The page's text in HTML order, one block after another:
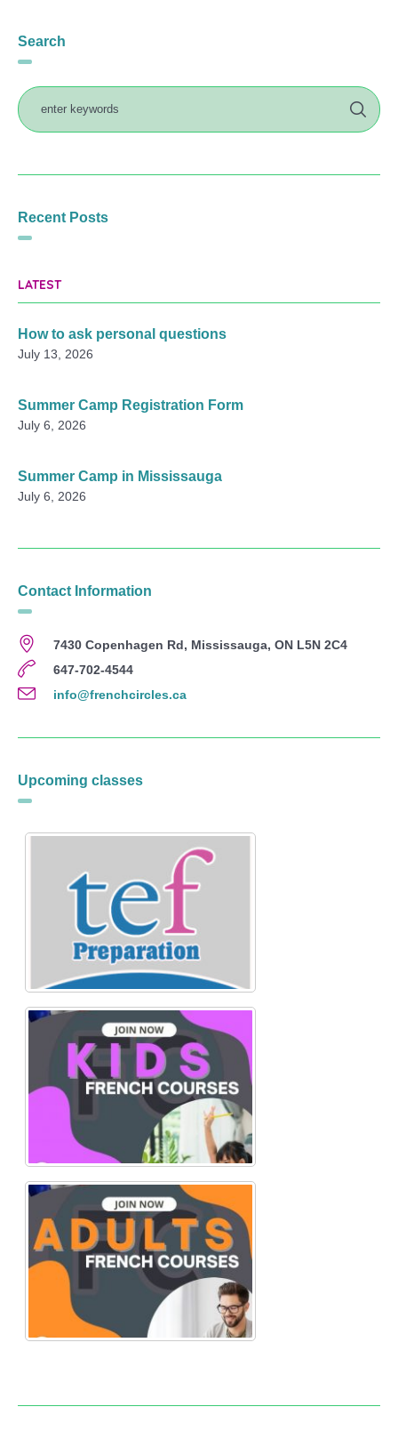
Search
Recent Posts
LATEST
How to ask personal questions
July 13, 2026
Summer Camp Registration Form
July 6, 2026
Summer Camp in Mississauga
July 6, 2026
Contact Information
7430 Copenhagen Rd, Mississauga, ON L5N 2C4
647-702-4544
info@frenchcircles.ca
Upcoming classes